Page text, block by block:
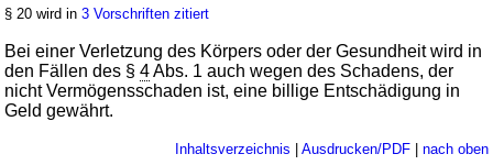
§ 20 wird in3 Vorschriften zitiert
Bei einer Verletzung des Körpers oder der Gesundheit wird in
den Fällen des §4Abs. 1 auch wegen des Schadens, der
nicht Vermögensschaden ist, eine billige Entschädigung in
Geld gewährt.
Inhaltsverzeichnis Ausdrucken/PDF| nach oben